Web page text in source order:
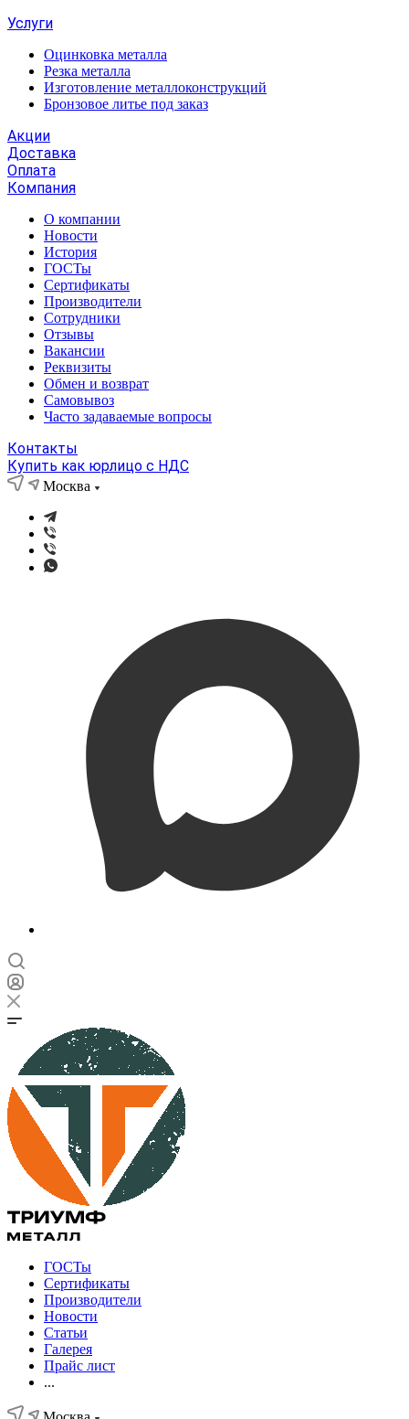
Услуги
Оцинковка металла
Резка металла
Изготовление металлоконструкций
Бронзовое литье под заказ
Акции
Доставка
Оплата
Компания
О компании
Новости
История
ГОСТы
Сертификаты
Производители
Сотрудники
Отзывы
Вакансии
Реквизиты
Обмен и возврат
Самовывоз
Часто задаваемые вопросы
Контакты
Купить как юрлицо с НДС
Москва
ГОСТы
Сертификаты
Производители
Новости
Статьи
Галерея
Прайс лист
...